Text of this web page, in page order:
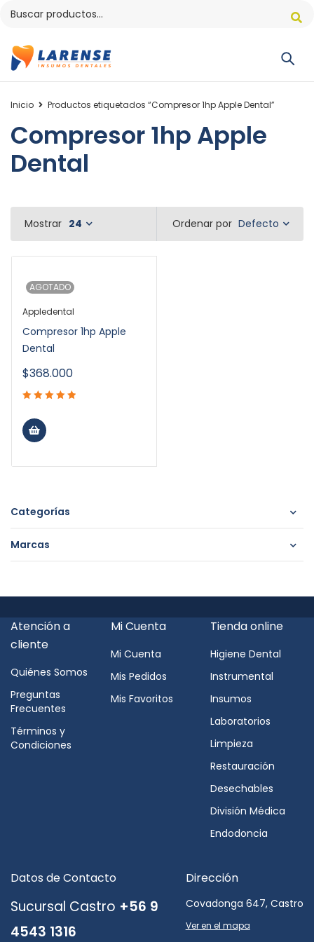
Inicio Productos etiquetados “Compresor 1hp Apple Dental”
Compresor 1hp Apple
Dental
Categorías
Marcas
Ordenar por Defecto
Mostrar 24
AGOTADO
Appledental
Compresor 1hp Apple
Dental
$368.000
Atención a
cliente
Quiénes Somos
Preguntas
Frecuentes
Términos y
Condiciones
Mi Cuenta
Mi Cuenta
Mis Pedidos
Mis Favoritos
Tienda online
Higiene Dental
Instrumental
Insumos
Laboratorios
Limpieza
Restauración
Desechables
División Médica
Endodoncia
Datos de Contacto
Sucursal Castro +56 9
4543 1316
Dirección
Covadonga 647, Castro
Ver en el mapa